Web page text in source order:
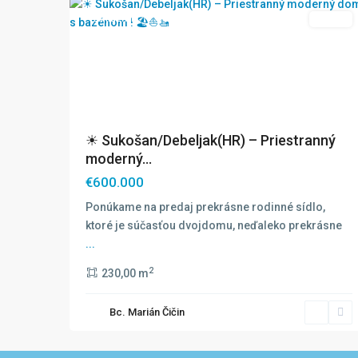
Exkluzívne
☀ Sukošan/Debeljak(HR) – Priestranný
moderný...
€600.000
Ponúkame na predaj prekrásne rodinné sídlo,
ktoré je súčasťou dvojdomu, neďaleko prekrásne
...
230,00 m2
Bc. Marián Čičin